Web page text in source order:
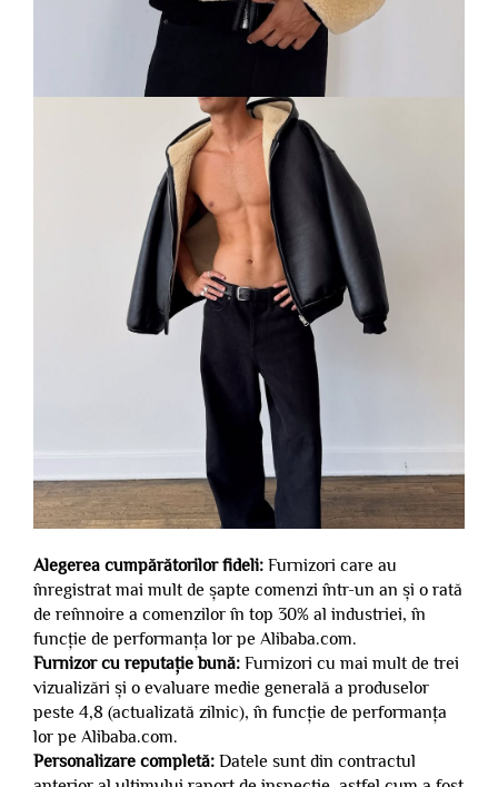
Alegerea cumpărătorilor fideli: Furnizori care au
înregistrat mai mult de șapte comenzi într-un an și o rată
de reînnoire a comenzilor în top 30% al industriei, în
funcție de performanța lor pe Alibaba.com.
Furnizor cu reputație bună: Furnizori cu mai mult de trei
vizualizări și o evaluare medie generală a produselor
peste 4,8 (actualizată zilnic), în funcție de performanța
lor pe Alibaba.com.
Personalizare completă: Datele sunt din contractul